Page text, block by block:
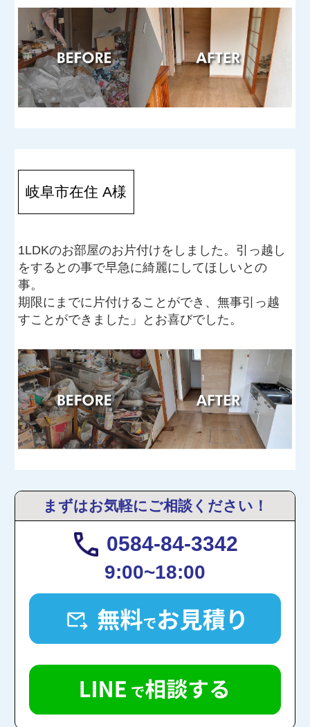
岐阜市在住 A様
1LDKのお部屋のお片付けをしました。引っ越し
をするとの事で早急に綺麗にしてほしいとの
事。
期限にまでに片付けることができ、無事引っ越
すことができました」とお喜びでした。
まずはお気軽にご相談ください！
0584-84-3342
9:00~18:00